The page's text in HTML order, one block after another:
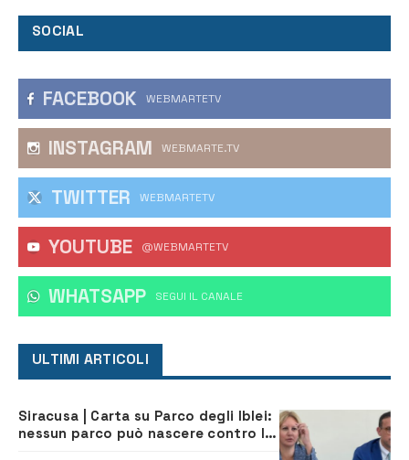
SOCIAL
FACEBOOK WEBMARTETV
INSTAGRAM WEBMARTE.TV
TWITTER WEBMARTETV
YOUTUBE @WEBMARTETV
WHATSAPP ‎SEGUI IL CANALE
ULTIMI ARTICOLI
Siracusa | Carta su Parco degli Iblei:
nessun parco può nascere contro le